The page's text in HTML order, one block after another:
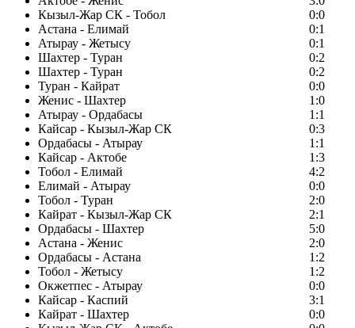
Кызыл-Жар СК - Тобол
0:0
Астана - Елимай
0:1
Атырау - Жетысу
0:1
Шахтер - Туран
0:2
Шахтер - Туран
0:2
Туран - Кайрат
0:0
Женис - Шахтер
1:0
Атырау - Ордабасы
1:1
Кайсар - Кызыл-Жар СК
0:3
Ордабасы - Атырау
1:1
Кайсар - Актобе
1:3
Тобол - Елимай
4:2
Елимай - Атырау
0:0
Тобол - Туран
2:0
Кайрат - Кызыл-Жар СК
2:1
Ордабасы - Шахтер
5:0
Астана - Женис
2:0
Ордабасы - Астана
1:2
Тобол - Жетысу
1:2
Окжетпес - Атырау
0:0
Кайсар - Каспий
3:1
Кайрат - Шахтер
0:0